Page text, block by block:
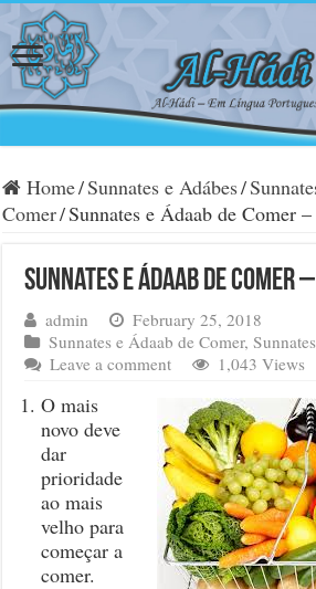
Home/Sunnates e Adábes/
Comer/Sunnates e Ádaab de Comer
Sunnates e Ádaab de Comer
admin
February 25, 2018
Sunnates e Ádaab de Comer,
Leave a comment
1,043 Views
O mais
novo deve
dar
prioridade
ao mais
velho para
começar a
comer.